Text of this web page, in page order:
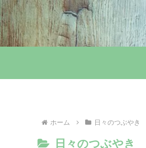
ホーム 日々のつぶやき
日々のつぶやき